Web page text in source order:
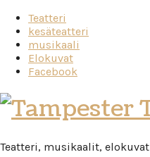
Teatteri
kesäteatteri
musikaali
Elokuvat
Facebook
Tampester
Teatro
Teatteri, musikaalit, elokuvat